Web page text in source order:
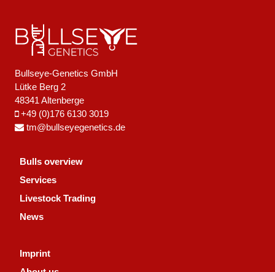
Bullseye-Genetics GmbH
Lütke Berg 2
48341 Altenberge
+49 (0)176 6130 3019
tm@bullseyegenetics.de
Bulls overview
Services
Livestock Trading
News
Imprint